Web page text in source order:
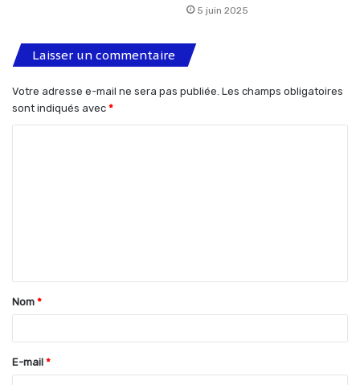
5 juin 2025
Laisser un commentaire
Votre adresse e-mail ne sera pas publiée. Les champs obligatoires
sont indiqués avec *
t
a
e
Nom *
E-mail *